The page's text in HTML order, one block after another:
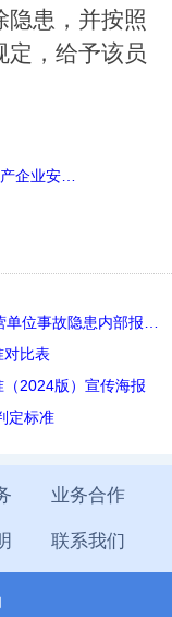
隐患，并按照
定，给予该员
企业安…
位事故隐患内部报…
对比表
2024版）宣传海报
定标准
业务合作
联系我们